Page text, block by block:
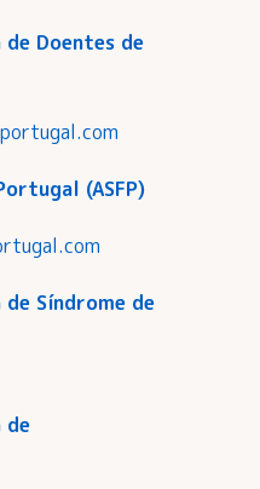
Doentes de
(ASFP)
Síndrome de
de